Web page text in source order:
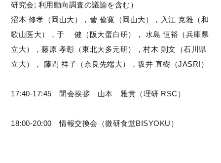
研究会; 利用動向調査の議論を含む）
沼本 修孝（岡山大），菅 倫寛（岡山大），入江 克雅（和
歌山医大），于 健（阪大蛋白研）， 水島 恒裕（兵庫県
立大），藤原 孝彰（東北大多元研），村木 則文（石川県
立大）， 藤間 祥子（奈良先端大），坂井 直樹（JASRI）
17:40-17:45 閉会挨拶 山本 雅貴（理研 RSC）
18:00-20:00 情報交換会（微研食堂BISYOKU）